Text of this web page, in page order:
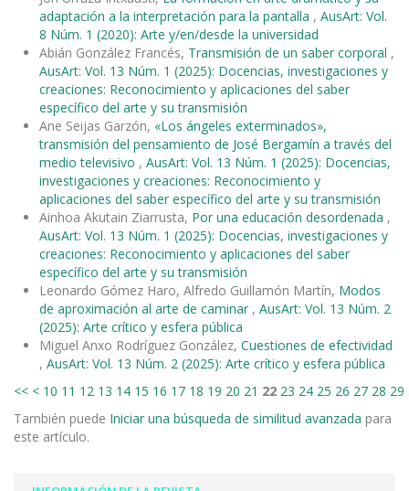
adaptación a la interpretación para la pantalla , AusArt: Vol.
8 Núm. 1 (2020): Arte y/en/desde la universidad
Abián González Francés, Transmisión de un saber corporal ,
AusArt: Vol. 13 Núm. 1 (2025): Docencias, investigaciones y
creaciones: Reconocimiento y aplicaciones del saber
específico del arte y su transmisión
Ane Seijas Garzón, «Los ángeles exterminados»,
transmisión del pensamiento de José Bergamín a través del
medio televisivo , AusArt: Vol. 13 Núm. 1 (2025): Docencias,
investigaciones y creaciones: Reconocimiento y
aplicaciones del saber específico del arte y su transmisión
Ainhoa Akutain Ziarrusta, Por una educación desordenada ,
AusArt: Vol. 13 Núm. 1 (2025): Docencias, investigaciones y
creaciones: Reconocimiento y aplicaciones del saber
específico del arte y su transmisión
Leonardo Gómez Haro, Alfredo Guillamón Martín, Modos
de aproximación al arte de caminar , AusArt: Vol. 13 Núm. 2
(2025): Arte crítico y esfera pública
Miguel Anxo Rodríguez González, Cuestiones de efectividad
, AusArt: Vol. 13 Núm. 2 (2025): Arte crítico y esfera pública
<< < 10 11 12 13 14 15 16 17 18 19 20 21 22 23 24 25 26 27 28 29
También puede Iniciar una búsqueda de similitud avanzada para
este artículo.